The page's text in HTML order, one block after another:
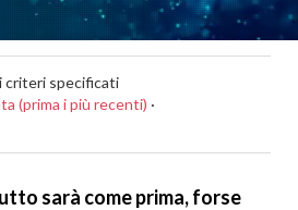
criteri specificati
(prima i più recenti) ·
sarà come prima, forse